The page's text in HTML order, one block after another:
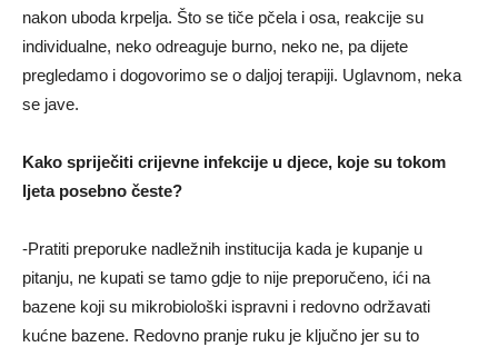
nakon uboda krpelјa. Što se tiče pčela i osa, reakcije su
individualne, neko odreaguje burno, neko ne, pa dijete
pregledamo i dogovorimo se o dalјoj terapiji. Uglavnom, neka
se jave.
Kako spriječiti crijevne infekcije u djece, koje su tokom
lјeta posebno česte?
-Pratiti preporuke nadležnih institucija kada je kupanje u
pitanju, ne kupati se tamo gdje to nije preporučeno, ići na
bazene koji su mikrobiološki ispravni i redovno održavati
kućne bazene. Redovno pranje ruku je klјučno jer su to